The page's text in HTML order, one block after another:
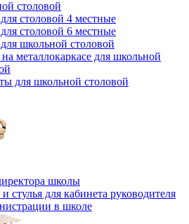
столовой
столовой 4 местные
столовой 6 местные
школьной столовой
металлокаркасе для школьной
для школьной столовой
школы
стулья для кабинета руководителя
в школе